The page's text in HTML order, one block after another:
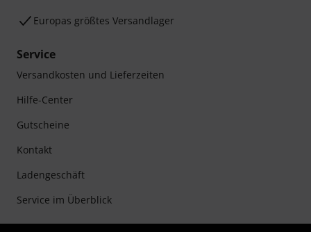
Europas größtes Versandlager
Service
Versandkosten und Lieferzeiten
Hilfe-Center
Gutscheine
Kontakt
Ladengeschäft
Service im Überblick